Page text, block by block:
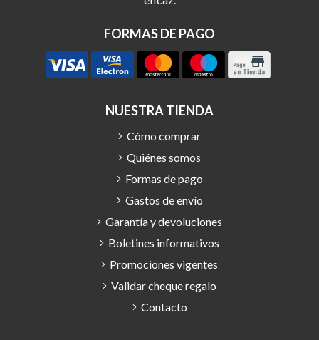
FORMAS DE PAGO
NUESTRA TIENDA
Cómo comprar
Quiénes somos
Formas de pago
Gastos de envío
Garantía y devoluciones
Boletines informativos
Promociones vigentes
Validar cheque regalo
Contacto